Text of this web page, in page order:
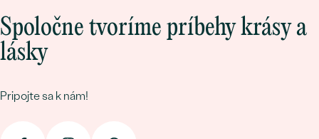
Spoločne tvoríme príbehy krásy a
lásky
Pripojte sa k nám!